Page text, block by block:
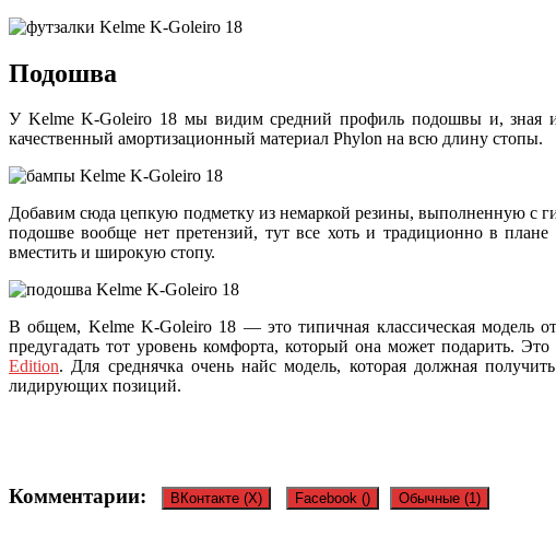
Подошва
У Kelme K-Goleiro 18 мы видим средний профиль подошвы и, зная
качественный амортизационный материал Phylon на всю длину стопы.
Добавим сюда цепкую подметку из немаркой резины, выполненную с
подошве вообще нет претензий, тут все хоть и традиционно в
вместить и широкую стопу.
В общем, Kelme K-Goleiro 18 — это типичная классическая модель
предугадать тот уровень комфорта, который она может подарить.
Edition. Для среднячка очень найс модель, которая должная
лидирующих позиций.
Комментарии: ВКонтакте (X) Facebook () Обычные (1)